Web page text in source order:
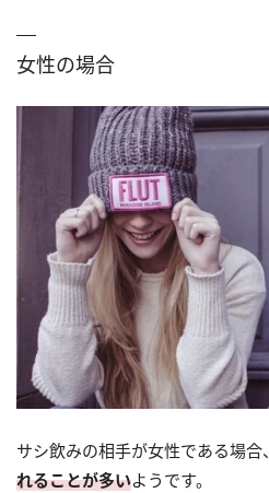
女性の場合
サシ飲みの相手が女性である場合、
れることが多いようです。